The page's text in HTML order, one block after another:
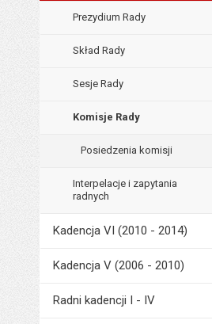
Prezydium Rady
Skład Rady
Sesje Rady
Komisje Rady
Posiedzenia komisji
Interpelacje i zapytania
radnych
Kadencja VI (2010 - 2014)
Kadencja V (2006 - 2010)
Radni kadencji I - IV